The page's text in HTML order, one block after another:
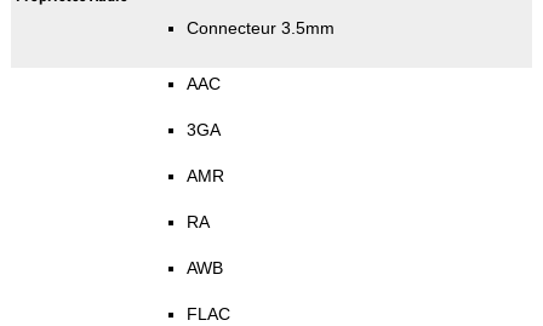
Connecteur 3.5mm
AAC
3GA
AMR
RA
AWB
FLAC